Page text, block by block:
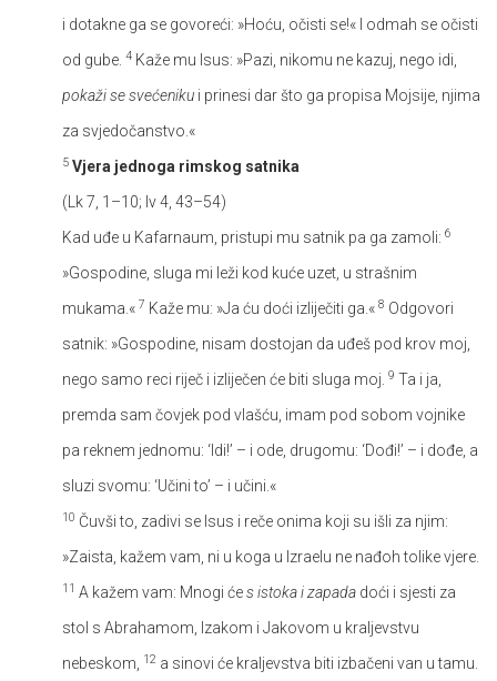
i dotakne ga se govoreći: »Hoću, očisti se!« I odmah se očisti
od gube. 4 Kaže mu Isus: »Pazi, nikomu ne kazuj, nego idi,
pokaži se svećeniku i prinesi dar što ga propisa Mojsije, njima
za svjedočanstvo.«
5 Vjera jednoga rimskog satnika
(Lk 7, 1–10; Iv 4, 43–54)
Kad uđe u Kafarnaum, pristupi mu satnik pa ga zamoli: 6
»Gospodine, sluga mi leži kod kuće uzet, u strašnim
mukama.« 7 Kaže mu: »Ja ću doći izliječiti ga.« 8 Odgovori
satnik: »Gospodine, nisam dostojan da uđeš pod krov moj,
nego samo reci riječ i izliječen će biti sluga moj. 9 Ta i ja,
premda sam čovjek pod vlašću, imam pod sobom vojnike
pa reknem jednomu: ‘Idi!’ – i ode, drugomu: ‘Dođi!’ – i dođe, a
sluzi svomu: ‘Učini to’ – i učini.«
10 Čuvši to, zadivi se Isus i reče onima koji su išli za njim:
»Zaista, kažem vam, ni u koga u Izraelu ne nađoh tolike vjere.
11 A kažem vam: Mnogi ćes istoka i zapada doći i sjesti za
stol s Abrahamom, Izakom i Jakovom u kraljevstvu
nebeskom,
12 a sinovi će kraljevstva biti izbačeni van u tamu.